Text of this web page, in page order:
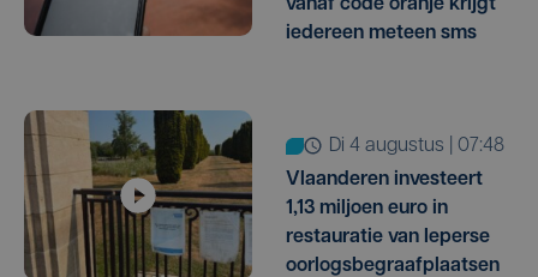
vanaf code oranje krijgt
iedereen meteen sms
di 4 augustus | 07:48
Vlaanderen investeert
1,13 miljoen euro in
restauratie van Ieperse
oorlogsbegraafplaatsen